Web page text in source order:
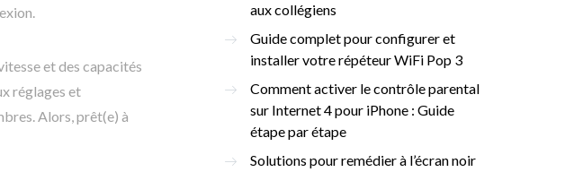
et des capacités
réglages et
Alors, prêt(e) à
aux collégiens
Guide complet pour configurer et
installer votre répéteur WiFi Pop 3
Comment activer le contrôle parental
sur Internet 4 pour iPhone : Guide
étape par étape
Solutions pour remédier à l’écran noir